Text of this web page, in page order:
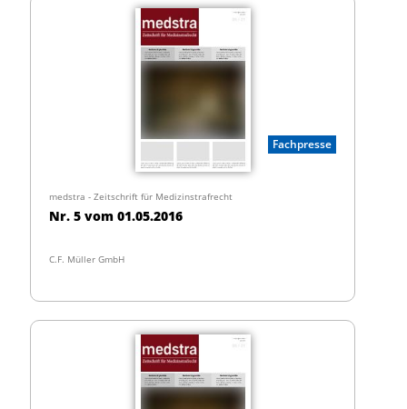
Fachpresse
medstra - Zeitschrift für Medizinstrafrecht
Nr. 5 vom 01.05.2016
C.F. Müller GmbH